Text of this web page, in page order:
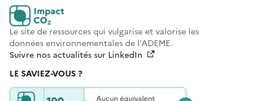
Le site de ressources qui vulgarise et valorise les
données environnementales de l'ADEME.
Suivre nos actualités sur LinkedIn
LE SAVIEZ-VOUS ?
Aucun équivalent